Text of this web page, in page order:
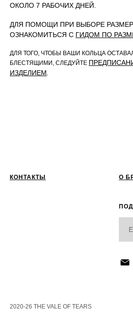
ОКОЛО 7 РАБОЧИХ ДНЕЙ.
ДЛЯ ПОМОЩИ ПРИ ВЫБОРЕ
ОЗНАКОМИТЬСЯ С ГИДОМ ПО
ДЛЯ ТОГО, ЧТОБЫ ВАШИ КОЛЬЦА
БЛЕСТЯЩИМИ, СЛЕДУЙТЕ
ИЗДЕЛИЕМ.
КОНТАКТЫ О
2020-26 THE VALE OF TEARS